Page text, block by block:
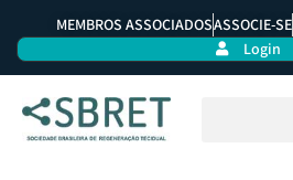
MEMBROS ASSOCIADOSASSOCIE-SE
Login